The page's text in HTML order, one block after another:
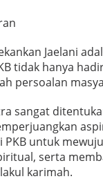
Jaelani
tidak hanya
persoalan
sangat
untuk
serta
karimah.